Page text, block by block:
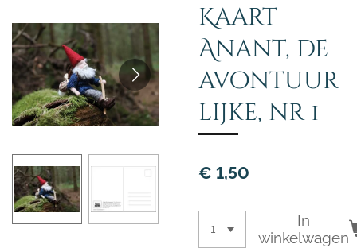
Kaart
Anant, de
avontuur
lijke, nr 1
€ 1,50
In
winkelwagen